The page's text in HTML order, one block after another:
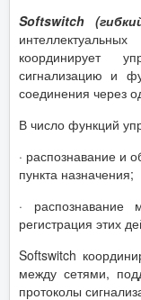
Softswitch
координирует
сигнализацию и
соединения через
В число функций
· распознавание и
пункта назначения;
· распознавание
регистрация этих
Softswitch
между сетями,
протоколы